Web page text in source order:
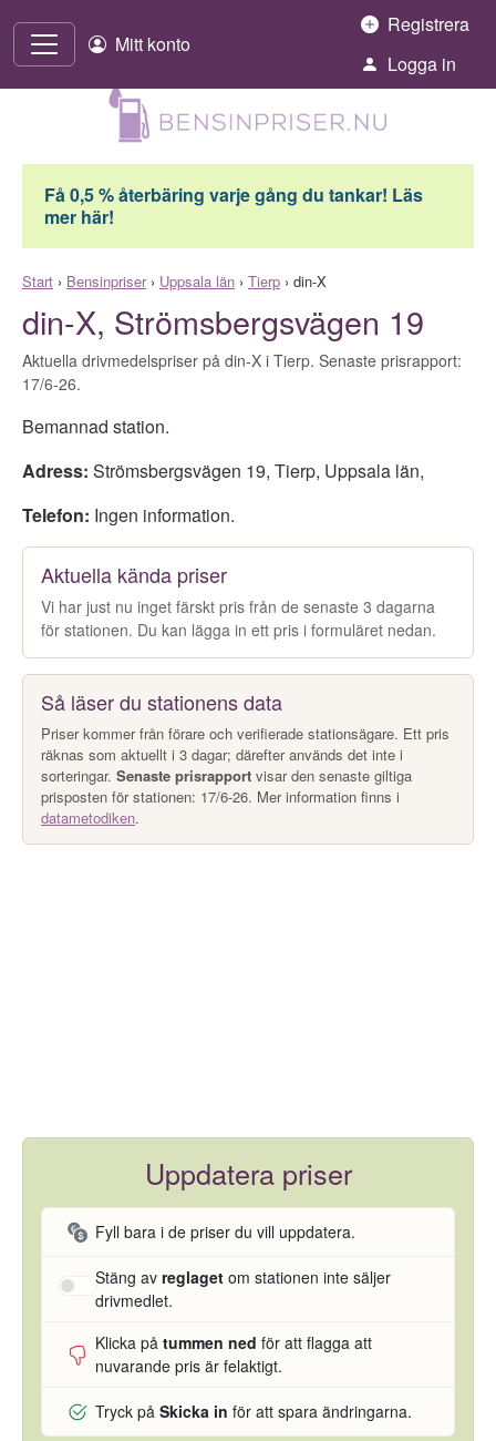
Mitt konto
Registrera
Logga in
Få 0,5 % återbäring varje gång du tankar! Läs
mer här!
Start › Bensinpriser› Uppsala län › Tierp › din-X
din-X, Strömsbergsvägen 19
Aktuella drivmedelspriser på din-X i Tierp. Senaste prisrapport:
17/6-26.
Bemannad station.
Adress: Strömsbergsvägen 19, Tierp, Uppsala län,
Telefon: Ingen information.
Aktuella kända priser
Vi har just nu inget färskt pris från de senaste 3 dagarna
för stationen. Du kan lägga in ett pris i formuläret nedan.
Så läser du stationens data
Priser kommer från förare och verifierade stationsägare. Ett pris
räknas som aktuellt i 3 dagar; därefter används det inte i
sorteringar. Senaste prisrapport visar den senaste giltiga
prisposten för stationen: 17/6-26. Mer information finns i
datametodiken.
Uppdatera priser
Fyll bara i de priser du vill uppdatera.
Stäng av reglaget om stationen inte säljer
drivmedlet.
Klicka på tummen ned för att flagga att
nuvarande pris är felaktigt.
Tryck på Skicka in för att spara ändringarna.